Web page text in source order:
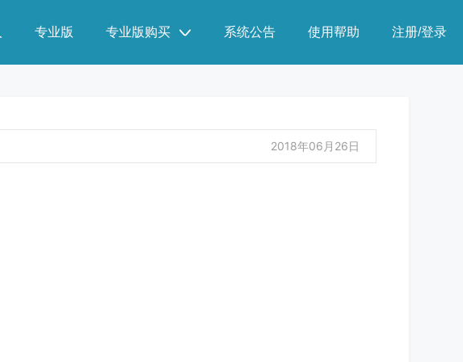
专业版 专业版购买 系统公告 使用帮助 注册/登录
2018年06月26日